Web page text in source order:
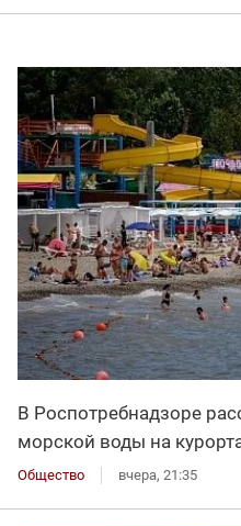
В Роспотребнадзоре
морской воды на
Общество вчера, 21:35